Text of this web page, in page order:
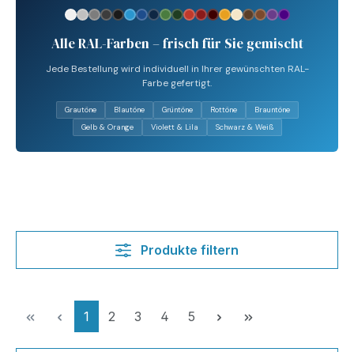
Alle RAL-Farben – frisch für Sie gemischt
Jede Bestellung wird individuell in Ihrer gewünschten RAL-
Farbe gefertigt.
Grautöne Blautöne Grüntöne Rottöne
Brauntöne
Gelb & Orange
Violett & Lila Schwarz & Weiß
Produkte filtern
Seite
1 Seite
2 Seite
3 Seite
4 Seite
5